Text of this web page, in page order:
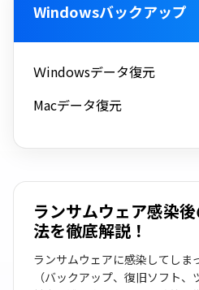
Windowsバックアップ
Ｗindowsデータ復元
Macデータ復元
ランサムウェア感染
法を徹底解説！
ランサムウェアに感染してしま
（バックアップ、復旧ソフト